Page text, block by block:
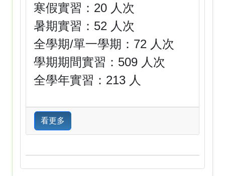
寒假實習：20 人次
暑期實習：52 人次
全學期/單一學期：72 人次
學期期間實習：509 人次
全學年實習：213 人
看更多